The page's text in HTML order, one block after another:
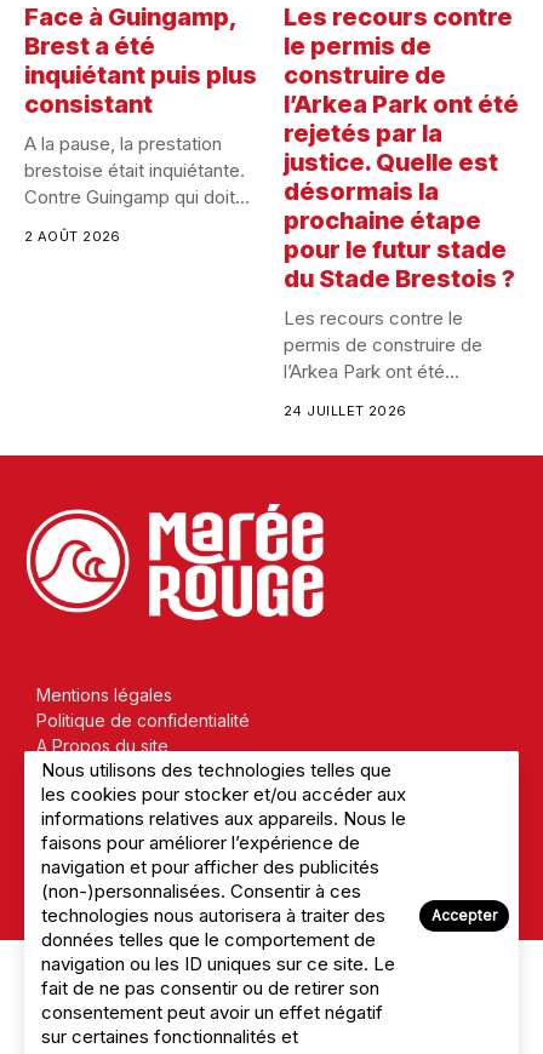
Face à Guingamp,
Brest a été
inquiétant puis plus
consistant
A la pause, la prestation
brestoise était inquiétante.
Contre Guingamp qui doit...
2 AOÛT 2026
Les recours contre
le permis de
construire de
l’Arkea Park ont été
rejetés par la
justice. Quelle est
désormais la
prochaine étape
pour le futur stade
du Stade Brestois ?
Les recours contre le
permis de construire de
l’Arkea Park ont été...
24 JUILLET 2026
Mentions légales
Politique de confidentialité
A Propos du site
Nous Contacter
© 2026 Marée Rouge
Nous utilisons des technologies telles que
les cookies pour stocker et/ou accéder aux
informations relatives aux appareils. Nous le
faisons pour améliorer l’expérience de
navigation et pour afficher des publicités
(non-)personnalisées. Consentir à ces
technologies nous autorisera à traiter des
données telles que le comportement de
navigation ou les ID uniques sur ce site. Le
fait de ne pas consentir ou de retirer son
consentement peut avoir un effet négatif
sur certaines fonctionnalités et
Accepter